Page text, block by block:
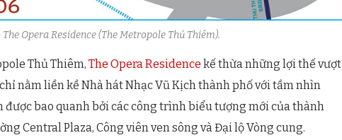
Opera Residence (The Metropole Thủ Thiêm).
Thủ Thiêm, The Opera Residence kế thừa những lợi thế vượt
nằm liền kề Nhà hát Nhạc Vũ Kịch thành phố với tầm nhìn
được bao quanh bởi các công trình biểu tượng mới của thành
Central Plaza, Công viên ven sông và Đại lộ Vòng cung.